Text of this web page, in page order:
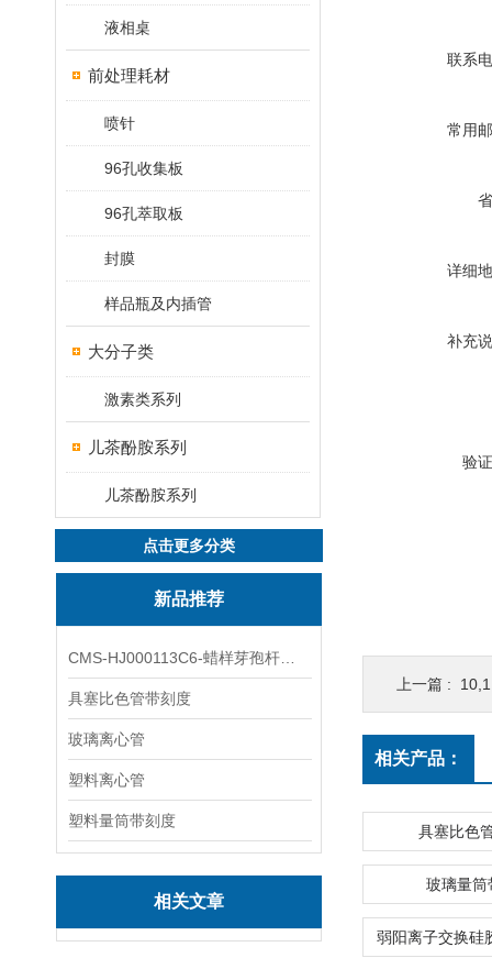
液相桌
前处理耗材
喷针
96孔收集板
96孔萃取板
封膜
样品瓶及内插管
大分子类
激素类系列
儿茶酚胺系列
儿茶酚胺系列
点击更多分类
新品推荐
具塞比色管带刻度
玻璃离心管
塑料离心管
塑料量筒带刻度
相关文章
联系
常用
详细
补充
验
上一篇 :
相关产品：
具塞比色
玻璃量筒